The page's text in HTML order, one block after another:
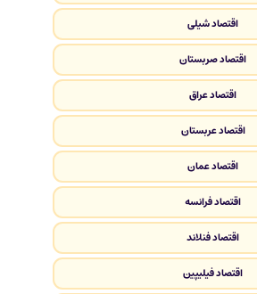
اقتصاد شیلی
اقتصاد صربستان
اقتصاد عراق
اقتصاد عربستان
اقتصاد عمان
اقتصاد فرانسه
اقتصاد فنلاند
اقتصاد فیلیپین